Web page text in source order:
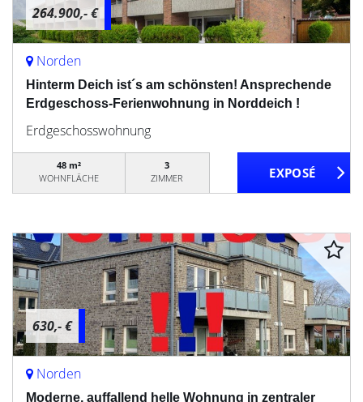
264.900,- €
Norden
Hinterm Deich ist´s am schönsten! Ansprechende
Erdgeschoss-Ferienwohnung in Norddeich !
Erdgeschosswohnung
48 m²
WOHNFLÄCHE
3
ZIMMER
630,- €
Norden
Moderne, auffallend helle Wohnung in zentraler